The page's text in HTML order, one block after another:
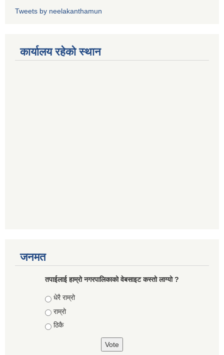
Tweets by neelakanthamun
कार्यालय रहेको स्थान
जनमत
तपाईलाई हाम्रो नगरपालिकाको वेबसाइट कस्तो लाग्यो ?
Choices
धेरै राम्रो
राम्रो
ठिकै